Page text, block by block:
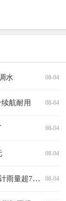
08-04
水
08-04
航耐用
08-04
08-04
08-04
700毫米